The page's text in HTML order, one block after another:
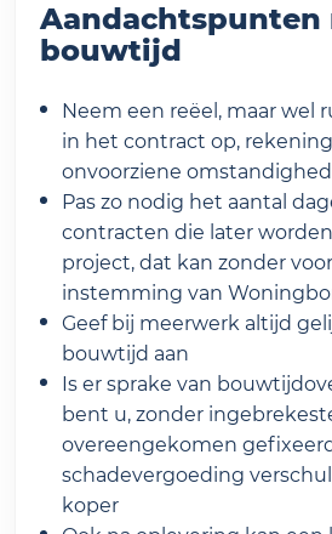
Aandachtspunten
bouwtijd
Neem een reëel, maar wel
in het contract op,
onvoorziene
Pas zo nodig het aantal
contracten die later
project, dat kan zonder
instemming van
Geef bij meerwerk altijd
bouwtijd aan
Is er sprake van
bent u, zonder
overeengekomen
schadevergoeding
koper